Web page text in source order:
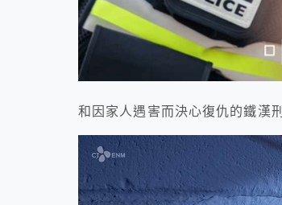
和因家人遇害而決心復仇的鐵漢